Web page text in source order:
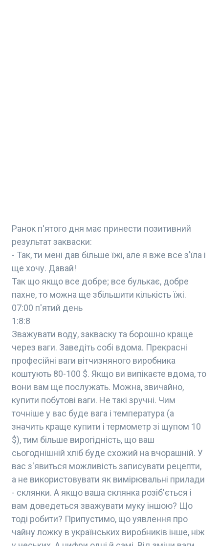
Ранок п'ятого дня має принести позитивний
результат закваски:
- Так, ти мені дав більше їжі, але я вже все зʼїла і
ще хочу. Давай!
Так що якщо все добре; все булькає, добре
пахне, то можна ще збільшити кількість їжі.
07:00 п'ятий день
1:8:8
Зважувати воду, закваску та борошно краще
через ваги. Заведіть собі вдома. Прекрасні
професійні ваги вітчизняного виробника
коштують 80-100 $. Якщо ви випікаєте вдома, то
вони вам ще послужать. Можна, звичайно,
купити побутові ваги. Не такі зручні. Чим
точніше у вас буде вага і температура (а
значить краще купити і термометр зі щупом 10
$), тим більше вирогідність, що ваш
сьогоднішній хліб буде схожий на вчорашній. У
вас з'явиться можливість записувати рецепти,
а не використовувати як вимірювальні прилади
- склянки. А якщо ваша склянка розіб'ється і
вам доведеться зважувати муку іншою? Що
тоді робити? Припустимо, що уявлення про
чайну ложку в українських виробників інше, ніж